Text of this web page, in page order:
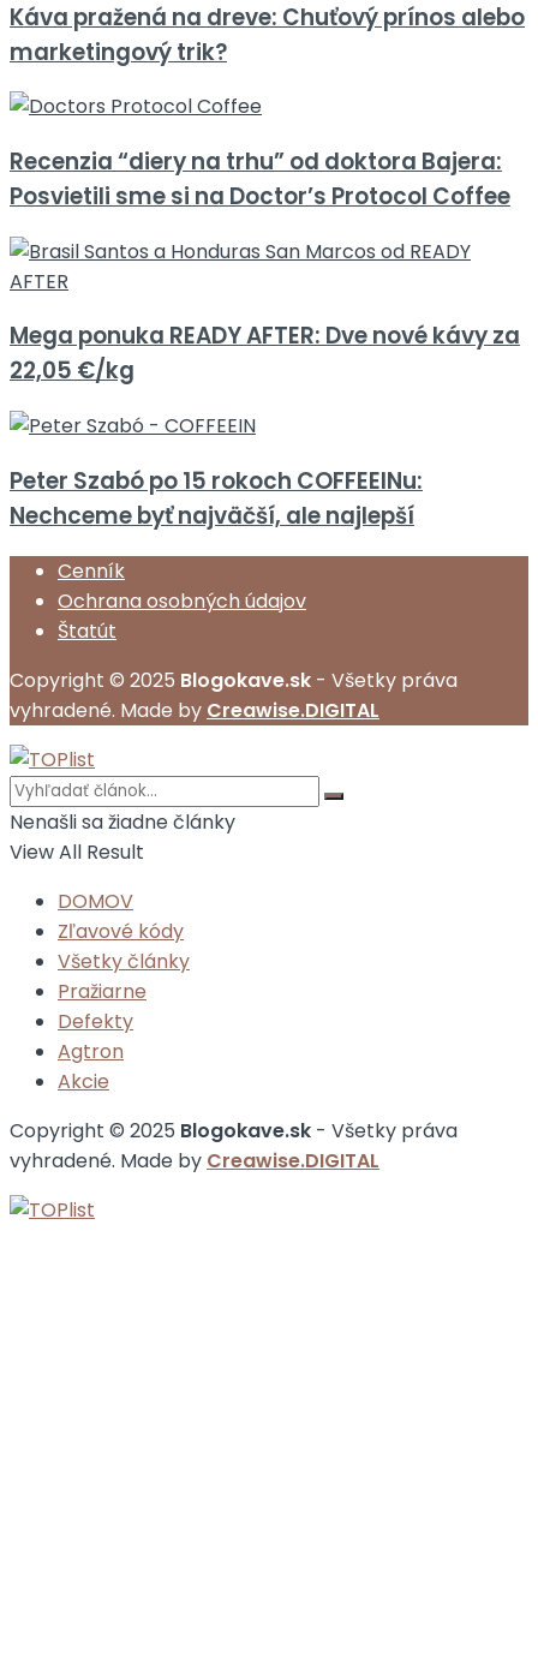
Káva pražená na dreve: Chuťový prínos alebo
marketingový trik?
Recenzia “diery na trhu” od doktora Bajera:
Posvietili sme si na Doctor’s Protocol Coffee
Mega ponuka READY AFTER: Dve nové kávy za
22,05 €/kg
Peter Szabó po 15 rokoch COFFEEINu:
Nechceme byť najväčší, ale najlepší
Cenník
Ochrana osobných údajov
Štatút
Copyright © 2025 Blogokave.sk - Všetky práva
vyhradené. Made by Creawise.DIGITAL
Nenašli sa žiadne články
View All Result
DOMOV
Zľavové kódy
Všetky články
Pražiarne
Defekty
Agtron
Akcie
Copyright © 2025 Blogokave.sk - Všetky práva
vyhradené. Made by Creawise.DIGITAL